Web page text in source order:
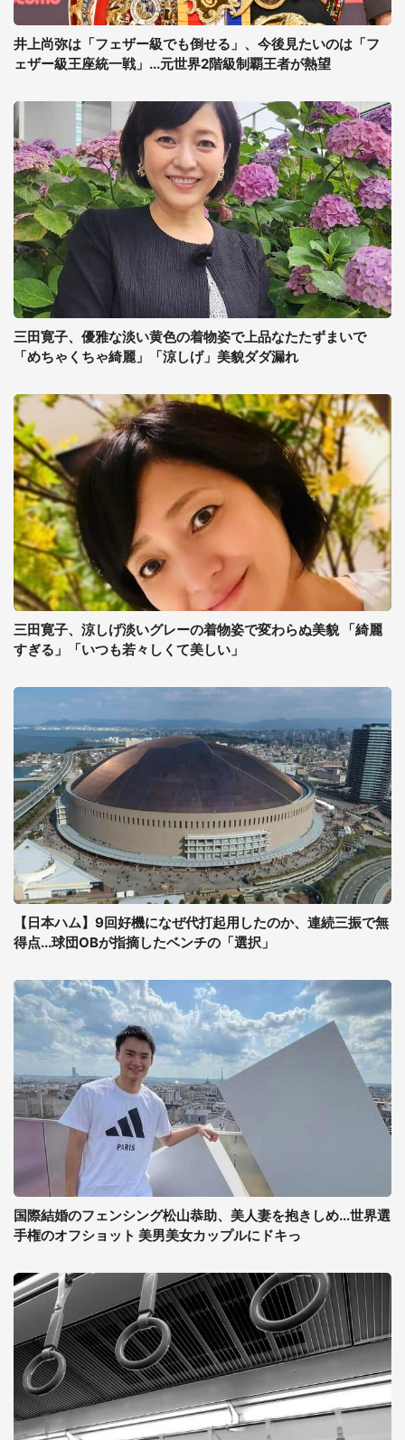
井上尚弥は「フェザー級でも倒せる」、今後見たいのは「フ
ェザー級王座統一戦」...元世界2階級制覇王者が熱望
三田寛子、優雅な淡い黄色の着物姿で上品なたたずまいで
「めちゃくちゃ綺麗」「涼しげ」美貌ダダ漏れ
三田寛子、涼しげ淡いグレーの着物姿で変わらぬ美貌 「綺麗
すぎる」「いつも若々しくて美しい」
【日本ハム】9回好機になぜ代打起用したのか、連続三振で無
得点...球団OBが指摘したベンチの「選択」
国際結婚のフェンシング松山恭助、美人妻を抱きしめ...世界選
手権のオフショット 美男美女カップルにドキっ